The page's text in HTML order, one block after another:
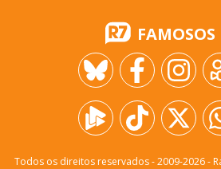
FAMOSOS
Todos os direitos reservados - 2009-2026-